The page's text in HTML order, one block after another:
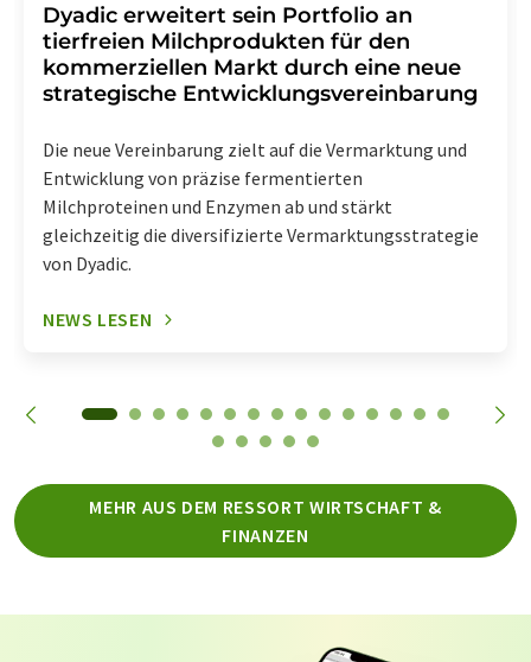
Dyadic erweitert sein Portfolio an
tierfreien Milchprodukten für den
kommerziellen Markt durch eine neue
strategische Entwicklungsvereinbarung
Die neue Vereinbarung zielt auf die Vermarktung und
Entwicklung von präzise fermentierten
Milchproteinen und Enzymen ab und stärkt
gleichzeitig die diversifizierte Vermarktungsstrategie
von Dyadic.
NEWS LESEN
MEHR AUS DEM RESSORT WIRTSCHAFT &
FINANZEN